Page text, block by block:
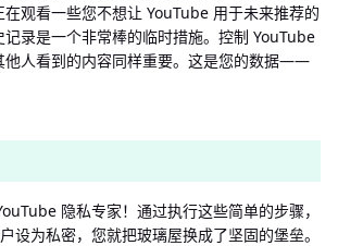
观看一些您不想让 YouTube 用于未来推荐的
录是一个非常棒的临时措施。控制 YouTube
他人看到的内容同样重要。这是您的数据——
隐私专家！通过执行这些简单的步骤，
设为私密，您就把玻璃屋换成了坚固的堡垒。